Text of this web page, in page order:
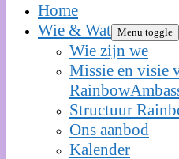
Home
Wie & Wat Menu toggle
Wie zijn we
Missie en visie
Structuur
Ons aanbod
Kalender